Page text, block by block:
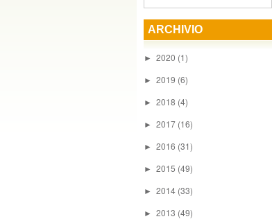
ARCHIVIO
► 2020 (1)
► 2019 (6)
► 2018 (4)
► 2017 (16)
► 2016 (31)
► 2015 (49)
► 2014 (33)
► 2013 (49)